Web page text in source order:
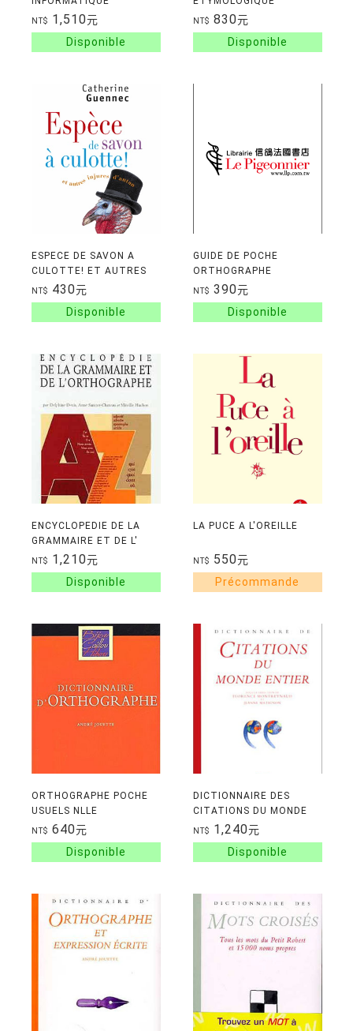
FRANCAIS/ANGLAIS 6E
EDITON
NT$ 1,510元 NT$ 830元
ESPECE DE SAVON A
CULOTTE! ET AUTRES
INJURES D'ANTAN
NT$ 430元
GUIDE DE POCHE
ORTHOGRAPHE
NT$ 390元
ENCYCLOPEDIE DE LA
GRAMMAIRE ET DE L'
ORTHOGRAPHE
NT$ 1,210元
LA PUCE A L'OREILLE
NT$ 550元
ORTHOGRAPHE POCHE
USUELS NLLE
COUVERTURE
NT$ 640元
DICTIONNAIRE DES
CITATIONS DU MONDE
ENTIER
NT$ 1,240元